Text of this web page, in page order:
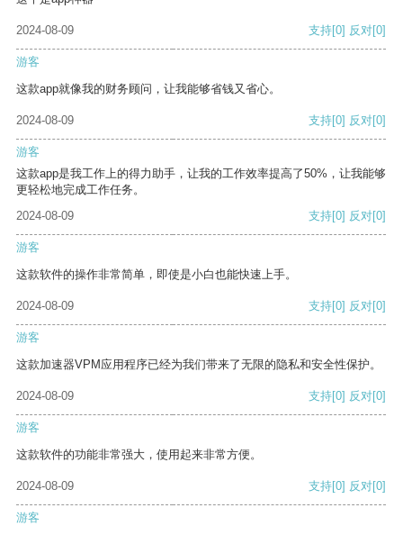
2024-08-09 支持[0] 反对[0]
游客
这款app就像我的财务顾问，让我能够省钱又省心。
2024-08-09 支持[0] 反对[0]
游客
这款app是我工作上的得力助手，让我的工作效率提高了50%，让我能够
更轻松地完成工作任务。
2024-08-09
支持[0] 反对[0]
游客
这款软件的操作非常简单，即使是小白也能快速上手。
2024-08-09 支持[0] 反对[0]
游客
这款加速器VPM应用程序已经为我们带来了无限的隐私和安全性保护。
2024-08-09 支持[0] 反对[0]
游客
这款软件的功能非常强大，使用起来非常方便。
2024-08-09 支持[0] 反对[0]
游客